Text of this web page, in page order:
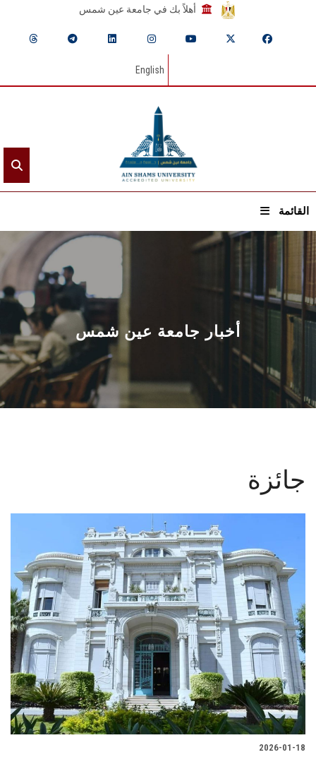
أهلاً بك في جامعة عين شمس
English
القائمة
الرئيسيـة
عن الجامعة
القطاعـات
الشئون الأكاديمية
البحث العلمي
الإعلام
تواصل معنا
الطلاب
هيئة التدريس
الدراسات العليا
أخبار جامعة عين شمس
جائزة
2026-01-18